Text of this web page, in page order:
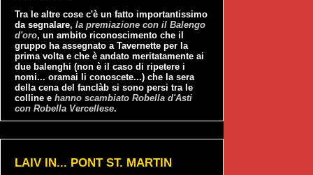
Tra le altre cose c'è un fatto importantissimo
da segnalare, la premiazione con il Balengo
d'oro, un ambito riconoscimento che il
gruppo ha assegnato a Tavernette per la
prima volta e che è andato meritatamente ai
due balenghi (non è il caso di ripetere i
nomi... oramai li conoscete...) che la sera
della cena del fanclàb si sono persi tra le
colline e hanno scambiato Robella d'Asti
con Robella Vercellese.
LAIV IN... PONT ST. MARTIN